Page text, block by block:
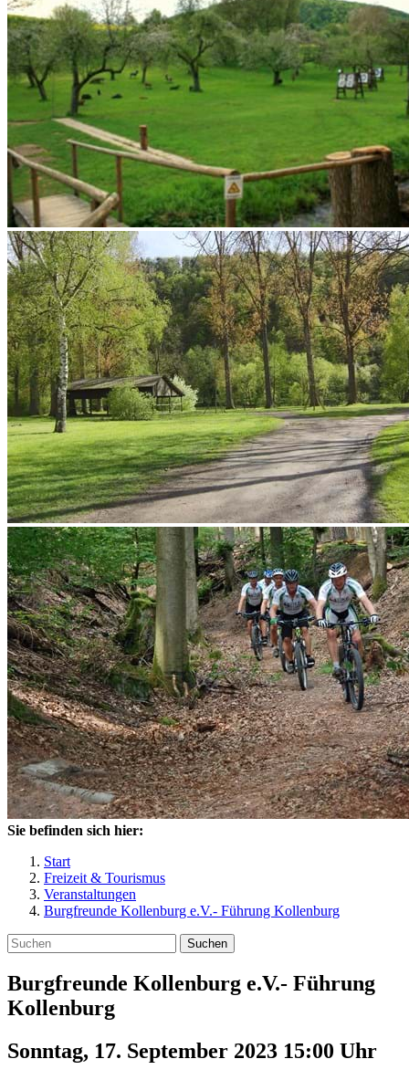
Sie befinden sich hier:
Start
Freizeit & Tourismus
Veranstaltungen
Burgfreunde Kollenburg e.V.- Führung Kollenburg
Suchen
Burgfreunde Kollenburg e.V.- Führung
Kollenburg
Sonntag, 17. September 2023 15:00 Uhr